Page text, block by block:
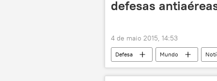
nazismo
aliados
Rússia
França
defesas
4 de maio 2015, 14:53
Defesa Mundo
renovação
Rússia